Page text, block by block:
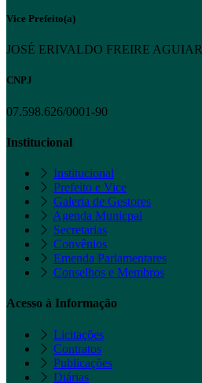
Vice Prefeito(a)
JOSÉ ERIVALDO FREIRE AGUIAR
CNPJ
07.598.626/0001-90
Institucional
Institucional
Prefeito e Vice
Galeria de Gestores
Agenda Municpal
Secretarias
Convênios
Emenda Parlamentares
Conselhos e Membros
Acesso à Informação
Licitações
Contratos
Publicações
Diárias